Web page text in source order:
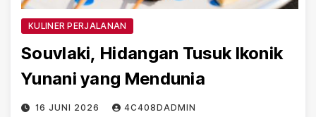
KULINER PERJALANAN
Souvlaki, Hidangan Tusuk Ikonik
Yunani yang Mendunia
16 JUNI 2026 4C408DADMIN